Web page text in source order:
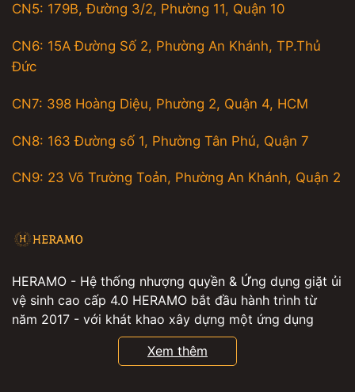
CN5: 179B, Đường 3/2, Phường 11, Quận 10
CN6: 15A Đường Số 2, Phường An Khánh, TP.Thủ
Đức
CN7: 398 Hoàng Diệu, Phường 2, Quận 4, HCM
CN8: 163 Đường số 1, Phường Tân Phú, Quận 7
CN9: 23 Võ Trường Toản, Phường An Khánh, Quận 2
HERAMO - Hệ thống nhượng quyền & Ứng dụng giặt ủi
vệ sinh cao cấp 4.0 HERAMO bắt đầu hành trình từ
năm 2017 - với khát khao xây dựng một ứng dụng
giúp hàng triệu người có thể đặt các dịch vụ giặt ủi ,
giặt hấp , vệ sinh giày , vệ sinh nhà cửa , vệ sinh máy
Xem thêm